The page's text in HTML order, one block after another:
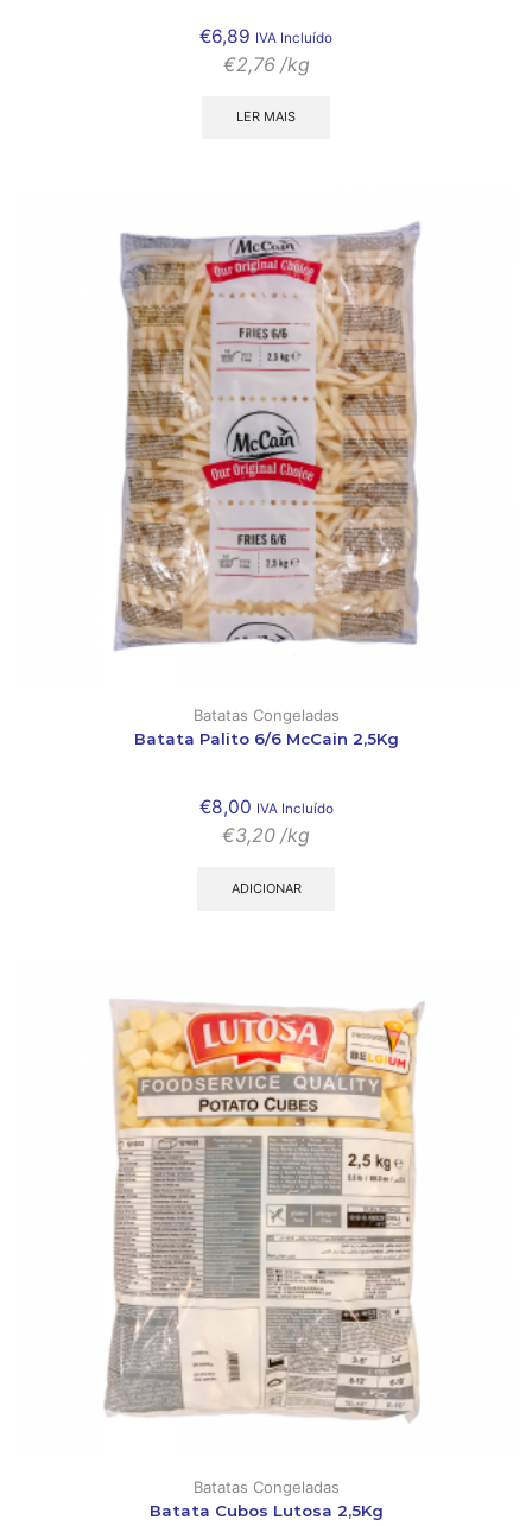
€6,89 IVA Incluído
€2,76 /kg
LER MAIS
Batatas Congeladas
Batata Palito 6/6 McCain 2,5Kg
€8,00 IVA Incluído
€3,20 /kg
ADICIONAR
Batatas Congeladas
Batata Cubos Lutosa 2,5Kg